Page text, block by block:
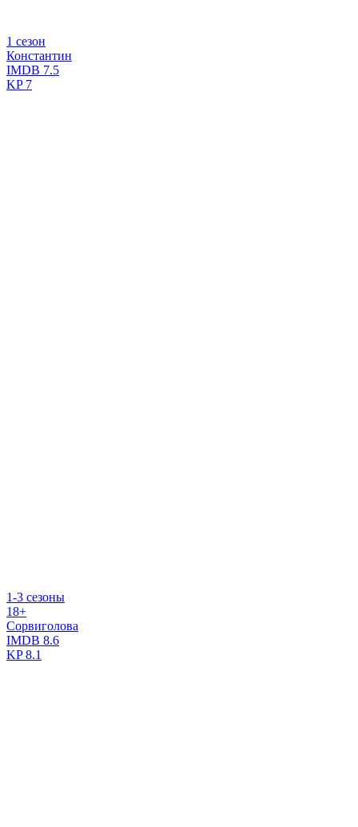
1 сезон
Константин
IMDB 7.5
KP7
1-3 сезоны
18+
Сорвиголова
IMDB 8.6
KP8.1